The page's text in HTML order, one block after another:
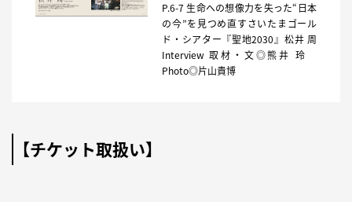
P.6-7 生命への想像力を失った“日本
の今”を見つめ直すさいたまゴール
ド・シアター『聖地2030』松井 周
Interview 取材・文◎熊井 玲
Photo◎片山貴博
【チケット取扱い】